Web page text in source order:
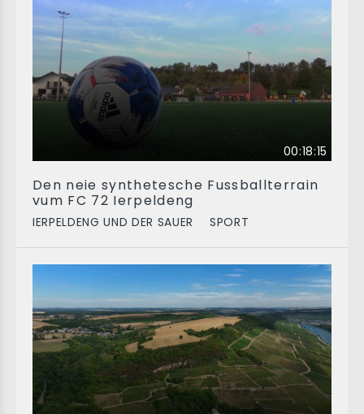
00:18:15
Den neie synthetesche Fussballterrain
vum FC 72 Ierpeldeng
IERPELDENG UND DER SAUER SPORT